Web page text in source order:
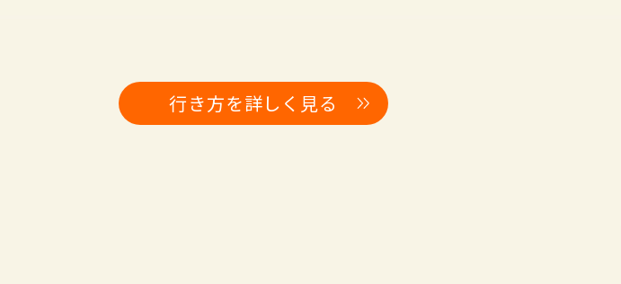
行き方を詳しく見る